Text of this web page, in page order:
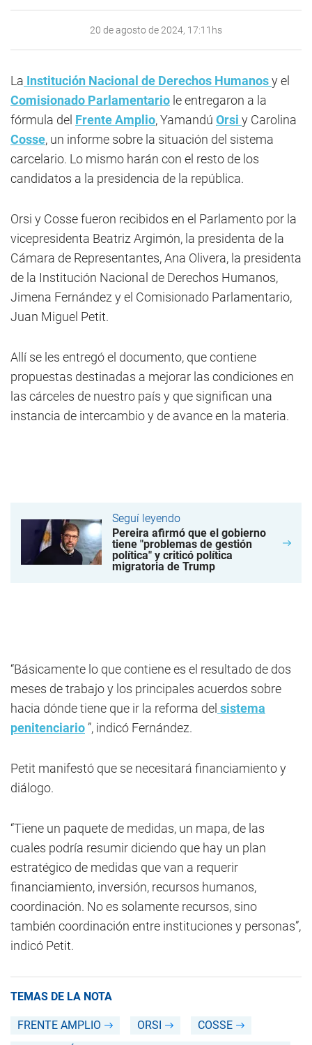
20 de agosto de 2024, 17:11hs
La Institución Nacional de Derechos Humanosy el
Comisionado Parlamentario le entregaron a la
fórmula del Frente Amplio, Yamandú Orsi y Carolina
Cosse, un informe sobre la situación del sistema
carcelario. Lo mismo harán con el resto de los
candidatos a la presidencia de la república.
Orsi y Cosse fueron recibidos en el Parlamento por la
vicepresidenta Beatriz Argimón, la presidenta de la
Cámara de Representantes, Ana Olivera, la presidenta
de la Institución Nacional de Derechos Humanos,
Jimena Fernández y el Comisionado Parlamentario,
Juan Miguel Petit.
Allí se les entregó el documento, que contiene
propuestas destinadas a mejorar las condiciones en
las cárceles de nuestro país y que significan una
instancia de intercambio y de avance en la materia.
Seguí leyendo
Pereira afirmó que el gobierno
tiene "problemas de gestión
política" y criticó política
migratoria de Trump
“Básicamente lo que contiene es el resultado de dos
meses de trabajo y los principales acuerdos sobre
hacia dónde tiene que ir la reforma del sistema
penitenciario”, indicó Fernández.
Petit manifestó que se necesitará financiamiento y
diálogo.
“Tiene un paquete de medidas, un mapa, de las
cuales podría resumir diciendo que hay un plan
estratégico de medidas que van a requerir
financiamiento, inversión, recursos humanos,
coordinación. No es solamente recursos, sino
también coordinación entre instituciones y personas”,
indicó Petit.
TEMAS DE LA NOTA
FRENTE AMPLIO ORSI
COSSE